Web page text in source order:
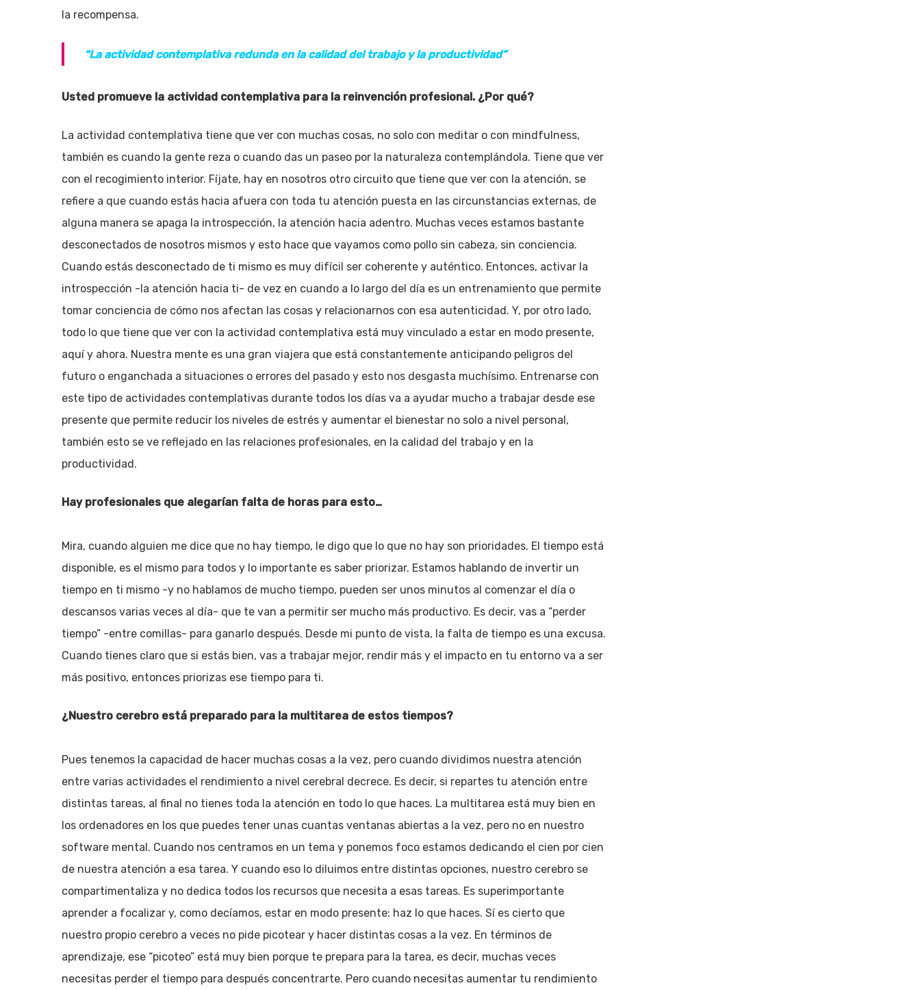
la recompensa.
“La actividad contemplativa redunda en la calidad del trabajo y la productividad”
Usted promueve la actividad contemplativa para la reinvención profesional. ¿Por qué?
La actividad contemplativa tiene que ver con muchas cosas, no solo con meditar o con mindfulness,
también es cuando la gente reza o cuando das un paseo por la naturaleza contemplándola. Tiene que ver
con el recogimiento interior. Fíjate, hay en nosotros otro circuito que tiene que ver con la atención, se
refiere a que cuando estás hacia afuera con toda tu atención puesta en las circunstancias externas, de
alguna manera se apaga la introspección, la atención hacia adentro. Muchas veces estamos bastante
desconectados de nosotros mismos y esto hace que vayamos como pollo sin cabeza, sin conciencia.
Cuando estás desconectado de ti mismo es muy difícil ser coherente y auténtico. Entonces, activar la
introspección -la atención hacia ti- de vez en cuando a lo largo del día es un entrenamiento que permite
tomar conciencia de cómo nos afectan las cosas y relacionarnos con esa autenticidad. Y, por otro lado,
todo lo que tiene que ver con la actividad contemplativa está muy vinculado a estar en modo presente,
aquí y ahora. Nuestra mente es una gran viajera que está constantemente anticipando peligros del
futuro o enganchada a situaciones o errores del pasado y esto nos desgasta muchísimo. Entrenarse con
este tipo de actividades contemplativas durante todos los días va a ayudar mucho a trabajar desde ese
presente que permite reducir los niveles de estrés y aumentar el bienestar no solo a nivel personal,
también esto se ve reflejado en las relaciones profesionales, en la calidad del trabajo y en la
productividad.
Hay profesionales que alegarían falta de horas para esto…
Mira, cuando alguien me dice que no hay tiempo, le digo que lo que no hay son prioridades. El tiempo está
disponible, es el mismo para todos y lo importante es saber priorizar. Estamos hablando de invertir un
tiempo en ti mismo -y no hablamos de mucho tiempo, pueden ser unos minutos al comenzar el día o
descansos varias veces al día- que te van a permitir ser mucho más productivo. Es decir, vas a “perder
tiempo” -entre comillas- para ganarlo después. Desde mi punto de vista, la falta de tiempo es una excusa.
Cuando tienes claro que si estás bien, vas a trabajar mejor, rendir más y el impacto en tu entorno va a ser
más positivo, entonces priorizas ese tiempo para ti.
¿Nuestro cerebro está preparado para la multitarea de estos tiempos?
Pues tenemos la capacidad de hacer muchas cosas a la vez, pero cuando dividimos nuestra atención
entre varias actividades el rendimiento a nivel cerebral decrece. Es decir, si repartes tu atención entre
distintas tareas, al final no tienes toda la atención en todo lo que haces. La multitarea está muy bien en
los ordenadores en los que puedes tener unas cuantas ventanas abiertas a la vez, pero no en nuestro
software mental. Cuando nos centramos en un tema y ponemos foco estamos dedicando el cien por cien
de nuestra atención a esa tarea. Y cuando eso lo diluimos entre distintas opciones, nuestro cerebro se
compartimentaliza y no dedica todos los recursos que necesita a esas tareas. Es superimportante
aprender a focalizar y, como decíamos, estar en modo presente: haz lo que haces. Sí es cierto que
nuestro propio cerebro a veces no pide picotear y hacer distintas cosas a la vez. En términos de
aprendizaje, ese “picoteo” está muy bien porque te prepara para la tarea, es decir, muchas veces
necesitas perder el tiempo para después concentrarte. Pero cuando necesitas aumentar tu rendimiento